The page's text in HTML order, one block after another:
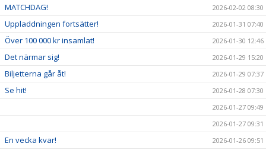
MATCHDAG! 2026-02-02 08:30
Uppladdningen fortsätter! 2026-01-31 07:40
Över 100 000 kr insamlat! 2026-01-30 12:46
Det närmar sig! 2026-01-29 15:20
Biljetterna går åt! 2026-01-29 07:37
Se hit!
2026-01-28 07:30
2026-01-27 09:49
2026-01-27 09:31
En vecka kvar! 2026-01-26 09:51